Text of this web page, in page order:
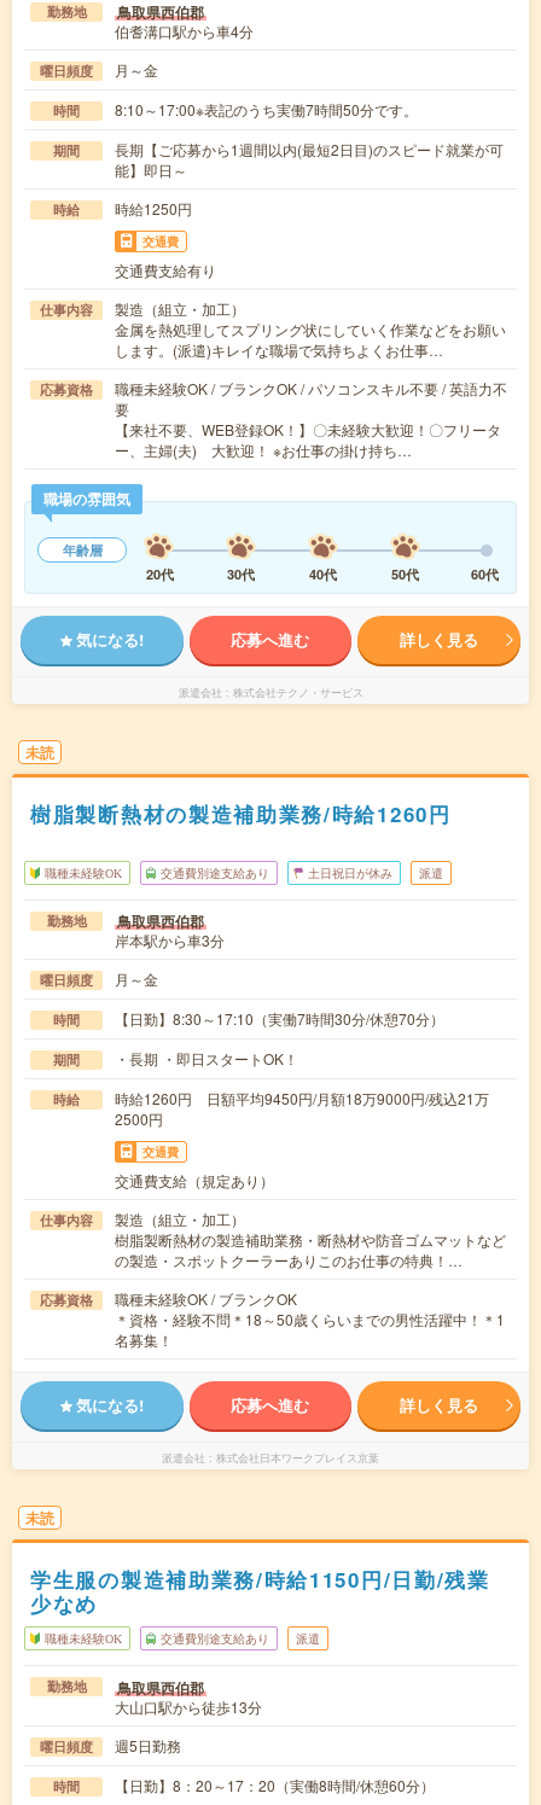
勤務地 鳥取県西伯郡
伯耆溝口駅から車4分
曜日頻度 月～金
時間 8:10～17:00※表記のうち実働7時間50分です。
期間
長期【ご応募から1週間以内(最短2日目)のスピード就業が可
能】即日～
時給 時給1250円
交通費
交通費支給有り
仕事内容
製造（組立・加工）
金属を熱処理してスプリング状にしていく作業などをお願い
します。(派遣)キレイな職場で気持ちよくお仕事…
応募資格
職種未経験OK / ブランクOK / パソコンスキル不要 / 英語力不
要
【来社不要、WEB登録OK！】〇未経験大歓迎！〇フリータ
ー、主婦(夫) 大歓迎！ ※お仕事の掛け持ち…
職場の雰囲気
年齢層
20代
30代 40代 50代 60代
気になる! 応募へ進む 詳しく見る
派遣会社 株式会社テクノ・サービス
未読
樹脂製断熱材の製造補助業務/時給1260円
職種未経験OK 交通費別途支給あり 土日祝日が休み 派遣
勤務地 鳥取県西伯郡
岸本駅から車3分
曜日頻度 月～金
時間 【日勤】8:30～17:10（実働7時間30分/休憩70分）
期間 ・長期 ・即日スタートOK！
時給
時給1260円 日額平均9450円/月額18万9000円/残込21万
2500円
交通費
交通費支給（規定あり）
仕事内容
製造（組立・加工）
樹脂製断熱材の製造補助業務・断熱材や防音ゴムマットなど
の製造・スポットクーラーありこのお仕事の特典！…
応募資格
職種未経験OK / ブランクOK
＊資格・経験不問＊18～50歳くらいまでの男性活躍中！＊1
名募集！
気になる! 応募へ進む 詳しく見る
派遣会社 株式会社日本ワークプレイス京葉
未読
学生服の製造補助業務/時給1150円/日勤/残業
少なめ
職種未経験OK 交通費別途支給あり 派遣
勤務地 鳥取県西伯郡
大山口駅から徒歩13分
曜日頻度 週5日勤務
時間 【日勤】8：20～17：20（実働8時間/休憩60分）